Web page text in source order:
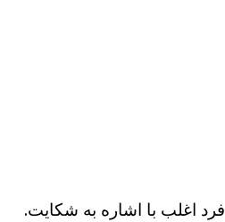
اغلب با اشاره به شکایت.